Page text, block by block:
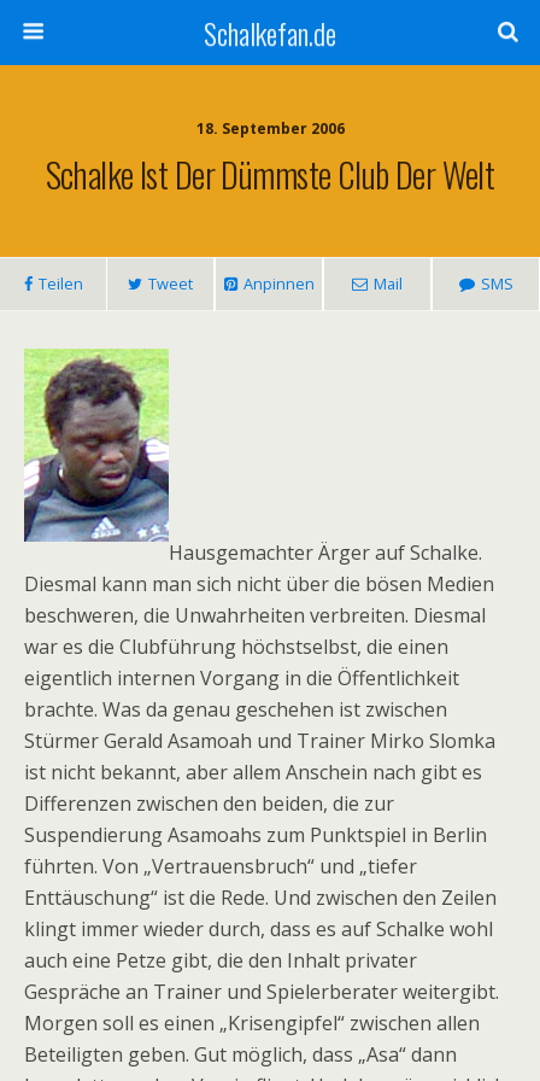
Schalkefan.de
18. September 2006
Schalke Ist Der Dümmste Club Der Welt
Teilen Tweet Anpinnen Mail SMS
Hausgemachter Ärger auf Schalke.
Diesmal kann man sich nicht über die bösen Medien
beschweren, die Unwahrheiten verbreiten. Diesmal
war es die Clubführung höchstselbst, die einen
eigentlich internen Vorgang in die Öffentlichkeit
brachte. Was da genau geschehen ist zwischen
Stürmer Gerald Asamoah und Trainer Mirko Slomka
ist nicht bekannt, aber allem Anschein nach gibt es
Differenzen zwischen den beiden, die zur
Suspendierung Asamoahs zum Punktspiel in Berlin
führten. Von „Vertrauensbruch“ und „tiefer
Enttäuschung“ ist die Rede. Und zwischen den Zeilen
klingt immer wieder durch, dass es auf Schalke wohl
auch eine Petze gibt, die den Inhalt privater
Gespräche an Trainer und Spielerberater weitergibt.
Morgen soll es einen „Krisengipfel“ zwischen allen
Beteiligten geben. Gut möglich, dass „Asa“ dann